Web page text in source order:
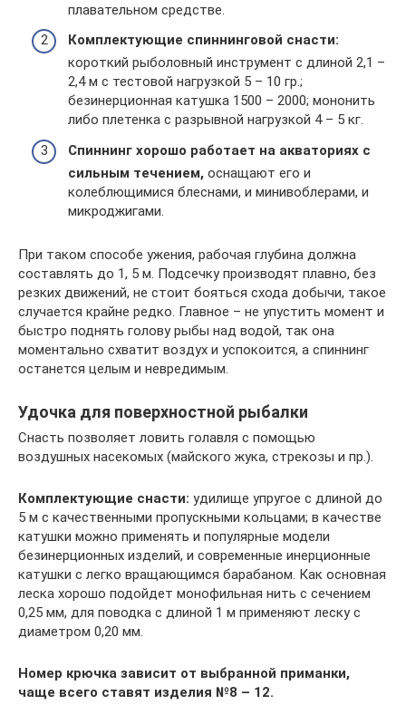
плавательном средстве.
Комплектующие спиннинговой снасти:
короткий рыболовный инструмент с длиной 2,1 –
2,4 м с тестовой нагрузкой 5 – 10 гр.;
безинерционная катушка 1500 – 2000; мононить
либо плетенка с разрывной нагрузкой 4 – 5 кг.
Спиннинг хорошо работает на акваториях с
сильным течением, оснащают его и
колеблющимися блеснами, и минивоблерами, и
микроджигами.
При таком способе ужения, рабочая глубина должна
составлять до 1, 5 м. Подсечку производят плавно, без
резких движений, не стоит бояться схода добычи, такое
случается крайне редко. Главное – не упустить момент и
быстро поднять голову рыбы над водой, так она
моментально схватит воздух и успокоится, а спиннинг
останется целым и невредимым.
Удочка для поверхностной рыбалки
Снасть позволяет ловить голавля с помощью
воздушных насекомых (майского жука, стрекозы и пр.).
Комплектующие снасти: удилище упругое с длиной до
5 м с качественными пропускными кольцами; в качестве
катушки можно применять и популярные модели
безинерционных изделий, и современные инерционные
катушки с легко вращающимся барабаном. Как основная
леска хорошо подойдет монофильная нить с сечением
0,25 мм, для поводка с длиной 1 м применяют леску с
диаметром 0,20 мм.
Номер крючка зависит от выбранной приманки,
чаще всего ставят изделия №8 – 12.